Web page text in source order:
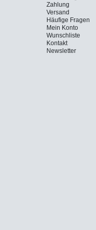
Zahlung
Versand
Häufige Fragen
Mein Konto
Wunschliste
Kontakt
Newsletter